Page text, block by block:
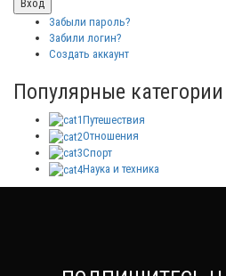
Забыли пароль?
Забили логин?
Создать аккаунт
Популярные категории
Путешествия
Отношения
Спорт
Наука и техника